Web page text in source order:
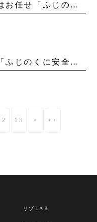
感染予防対策資機材の手配はお任せ「ふじのくに安全・安心認証（宿泊施設）制度」申請・手配等、ワンストップでお手伝い
宿泊施設の大規模改修に。「ふじのくに安全・安心認証（宿泊施設）制度」申請・設計等、ワンストップでお手伝い
13 > >>
リゾLAB